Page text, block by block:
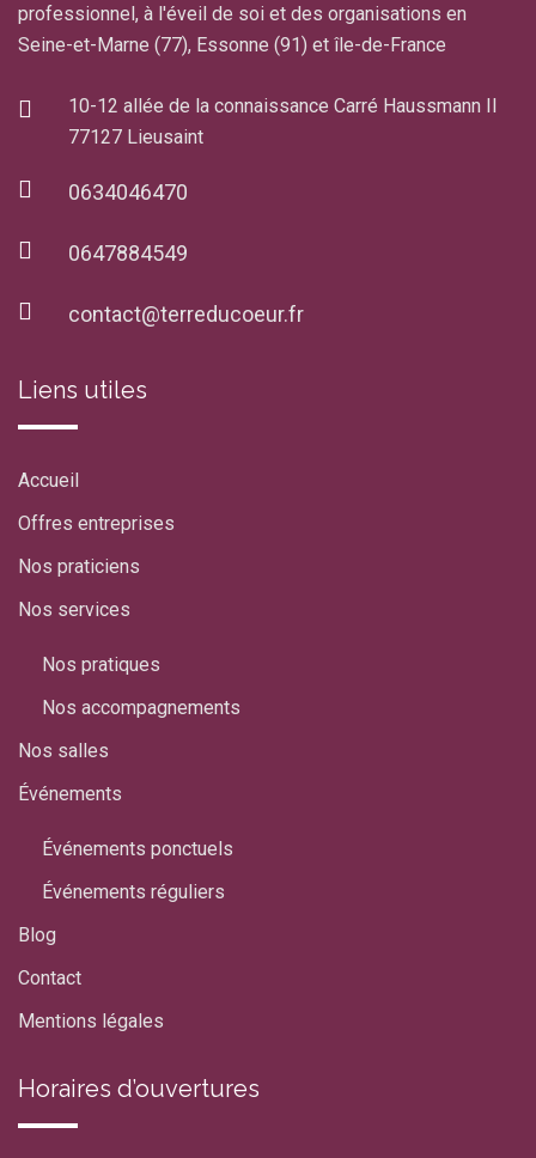
professionnel, à l'éveil de soi et des organisations en
Seine-et-Marne (77), Essonne (91) et île-de-France
10-12 allée de la connaissance Carré Haussmann II
77127 Lieusaint
0634046470
0647884549
contact@terreducoeur.fr
Liens utiles
Accueil
Offres entreprises
Nos praticiens
Nos services
Nos pratiques
Nos accompagnements
Nos salles
Événements
Événements ponctuels
Événements réguliers
Blog
Contact
Mentions légales
Horaires d’ouvertures